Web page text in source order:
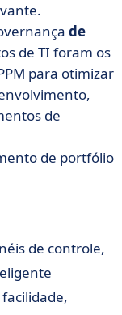
de
de TI foram os
para otimizar
de
de portfólio
de controle,